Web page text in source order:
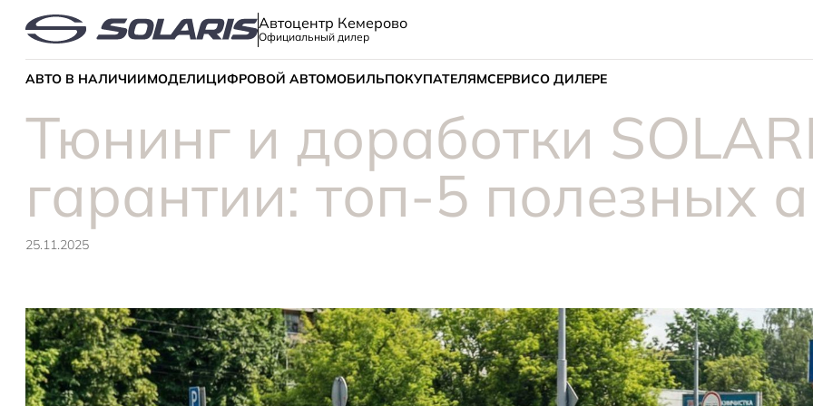
Автоцентр Кемерово
Официальный дилер
АВТО В НАЛИЧИИМОДЕЛИЦИФРОВОЙ АВТОМОБИЛЬПОКУПАТЕЛЯМСЕРВИСО ДИЛЕРЕ
Тюнинг и доработки
гарантии: топ-5 полезных
25.11.2025